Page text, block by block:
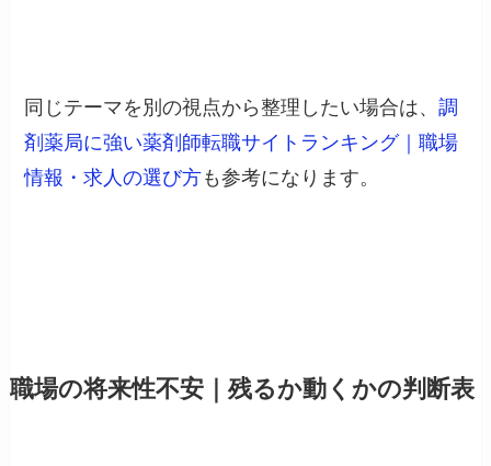
同じテーマを別の視点から整理したい場合は、調
剤薬局に強い薬剤師転職サイトランキング｜職場
情報・求人の選び方も参考になります。
職場の将来性不安｜残るか動くかの判断表